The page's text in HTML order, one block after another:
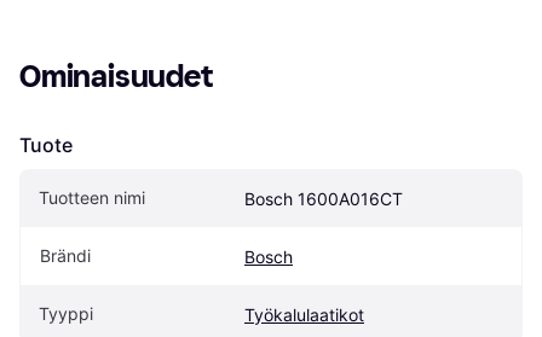
Ominaisuudet
Tuote
Tuotteen nimi Bosch 1600A016CT
Brändi Bosch
Tyyppi Työkalulaatikot